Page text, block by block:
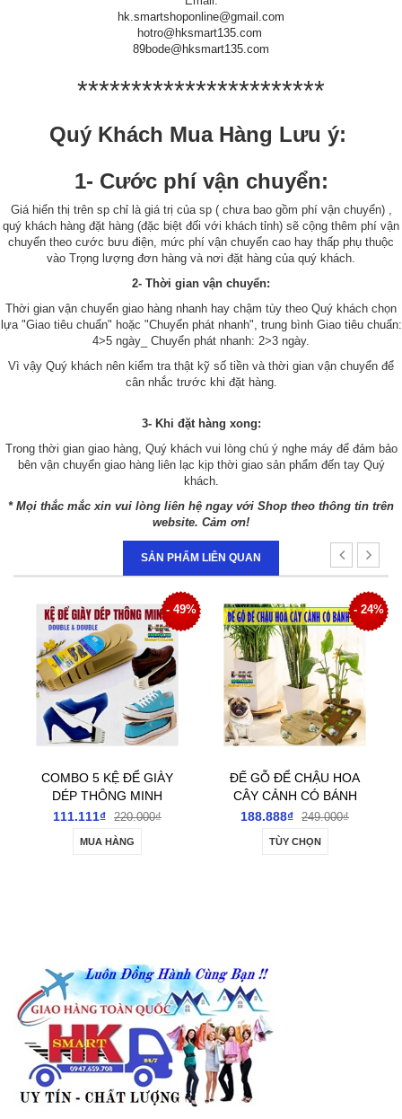
hk.smartshoponline@gmail.com
hotro@hksmart135.com
89bode@hksmart135.com
***********************
Quý Khách Mua Hàng Lưu ý:
1- Cước phí vận chuyển:
Giá hiển thị trên sp chỉ là giá trị của sp ( chưa bao gồm phí vận chuyển) ,
quý khách hàng đặt hàng (đặc biệt đối với khách tỉnh) sẽ cộng thêm phí vận
chuyển theo cước bưu điện, mức phí vận chuyển cao hay thấp phụ thuộc
vào Trọng lượng đơn hàng và nơi đặt hàng của quý khách.
2- Thời gian vận chuyển:
Thời gian vận chuyển giao hàng nhanh hay chậm tùy theo Quý khách chọn
lựa "Giao tiêu chuẩn" hoặc "Chuyển phát nhanh", trung bình Giao tiêu chuẩn:
4>5 ngày_ Chuyển phát nhanh: 2>3 ngày.
Vì vậy Quý khách nên kiểm tra thật kỹ số tiền và thời gian vận chuyển để
cân nhắc trước khi đặt hàng.
3- Khi đặt hàng xong:
Trong thời gian giao hàng, Quý khách vui lòng chú ý nghe máy để đảm bảo
bên vận chuyển giao hàng liên lạc kịp thời giao sản phẩm đến tay Quý
khách.
* Mọi thắc mắc xin vui lòng liên hệ ngay với Shop theo thông tin trên
website. Cảm ơn!
SẢN PHẨM LIÊN QUAN
- 49%
COMBO 5 KỆ ĐỂ GIÀY
DÉP THÔNG MINH
DOUBLE & DOUBLE
111.111₫ 220.000₫
MUA HÀNG
- 24%
ĐẾ GỖ ĐỂ CHẬU HOA
CÂY CẢNH CÓ BÁNH
XE TIỆN DI CHUYỂN
188.888₫ 249.000₫
TÙY CHỌN